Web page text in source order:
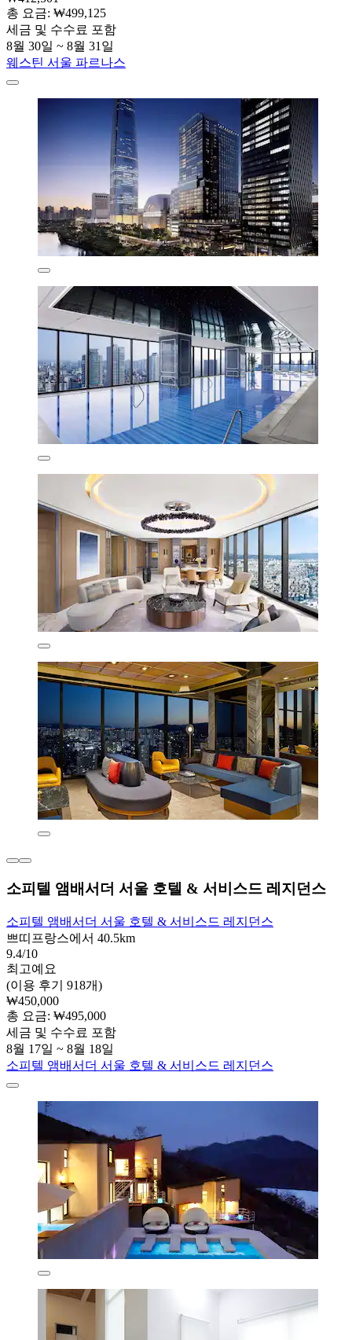
총 요금: ₩499,125
세금 및 수수료 포함
8월 30일 ~ 8월 31일
웨스틴 서울 파르나스
소피텔 앰배서더 서울 호텔 & 서비스드 레지던스
소피텔 앰배서더 서울 호텔 & 서비스드 레지던스
쁘띠프랑스에서 40.5km
9.4/10
최고예요
(이용 후기 918개)
₩450,000
총 요금: ₩495,000
세금 및 수수료 포함
8월 17일 ~ 8월 18일
소피텔 앰배서더 서울 호텔 & 서비스드 레지던스